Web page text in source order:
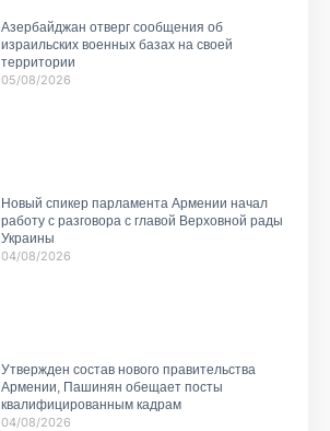
Азербайджан отверг сообщения об
израильских военных базах на своей
территории
05/08/2026
Новый спикер парламента Армении начал
работу с разговора с главой Верховной рады
Украины
04/08/2026
Утвержден состав нового правительства
Армении, Пашинян обещает посты
квалифицированным кадрам
04/08/2026